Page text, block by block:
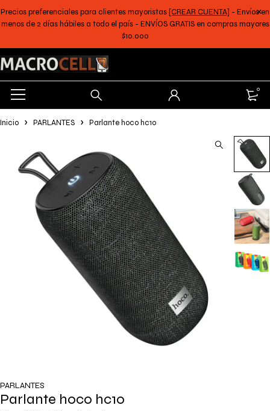
Precios preferenciales para clientes mayoristas [CREAR CUENTA] - Envíos en
menos de 2 días hábiles a todo el país - ENVÍOS GRATIS en compras mayores
$10.000
0
Inicio PARLANTES Parlante hoco hc10
PARLANTES
Parlante hoco hc10